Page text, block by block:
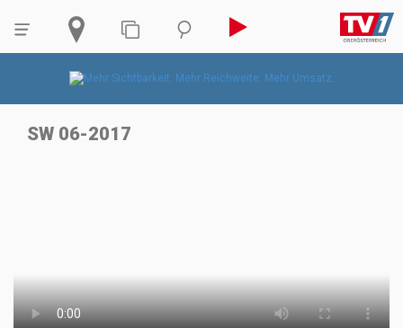
SW 06-2017